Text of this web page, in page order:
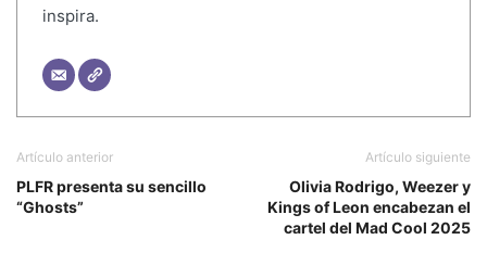
inspira.
Artículo anterior
PLFR presenta su sencillo
“Ghosts”
Artículo siguiente
Olivia Rodrigo, Weezer y
Kings of Leon encabezan el
cartel del Mad Cool 2025